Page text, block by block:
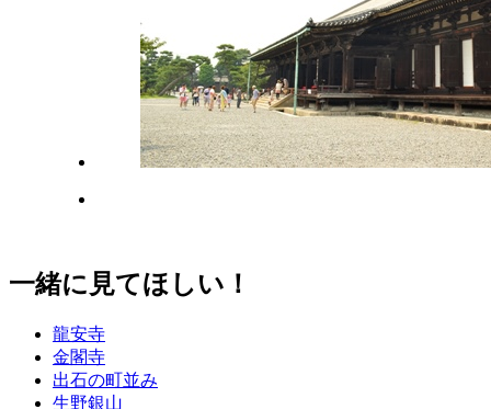
一緒に見てほしい！
龍安寺
金閣寺
出石の町並み
生野銀山